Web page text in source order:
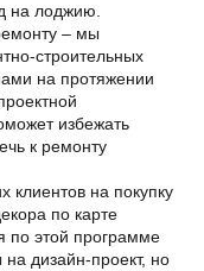
на лоджию.
– мы
строительных
на протяжении
избежать
к ремонту
клиентов на покупку
по карте
по этой программе
на дизайн-проект, но